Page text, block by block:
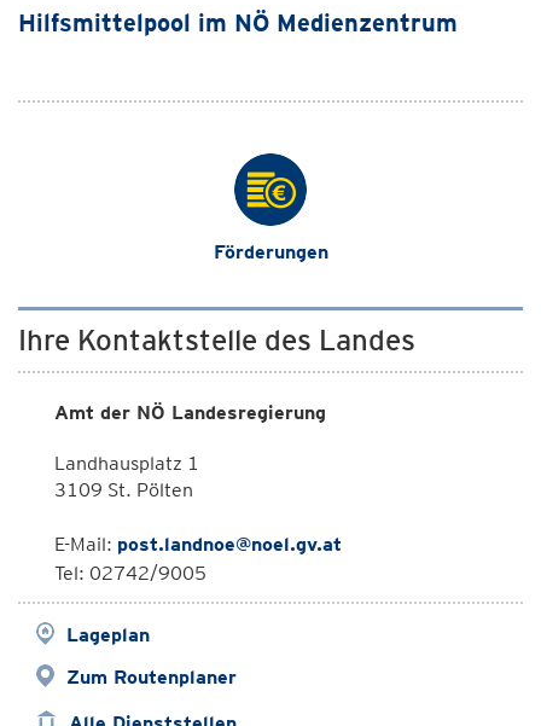
Hilfsmittelpool im NÖ Medienzentrum
Förderungen
Ihre Kontaktstelle des Landes
Amt der NÖ Landesregierung
Landhausplatz 1
3109 St. Pölten
E-Mail: post.landnoe@noel.gv.at
Tel: 02742/9005
Lageplan
Zum Routenplaner